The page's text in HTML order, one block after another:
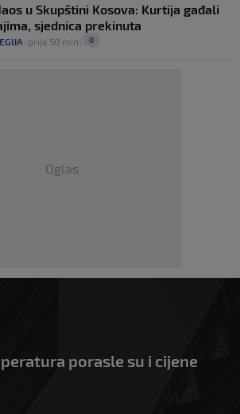
u Skupštini Kosova: Kurtija gađali
sjednica prekinuta
prije 50 min 0
Oglas
porasle su i cijene